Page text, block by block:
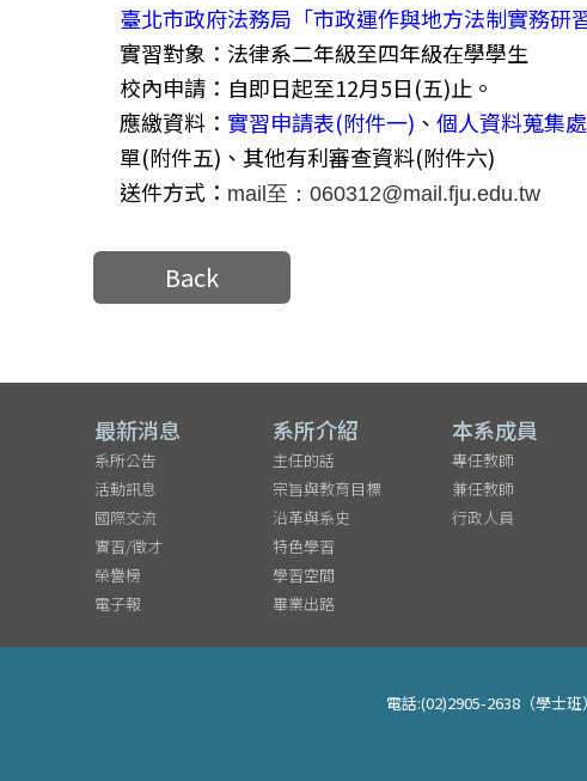
臺北市政府法務局「市政運作與地方法制實務研
實習對象：法律系二年級至四年級在學學生
校內申請：自即日起至12月5日(五)止。
應繳資料： 實習申請表(附件一) 、 個人資料蒐集
單(附件五)、其他有利審查資料(附件六)
送件方式： mail至：060312@mail.fju.edu.tw
Back
最新消息
系所公告
活動訊息
國際交流
實習/徵才
榮譽榜
電子報
系所介紹
主任的話
宗旨與教育目標
沿革與系史
特色學習
學習空間
畢業出路
本系成員
專任教師
兼任教師
行政人員
電話:(02)2905-2638（學士